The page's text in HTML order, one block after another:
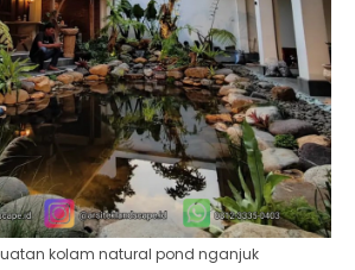
kolam natural pond nganjuk